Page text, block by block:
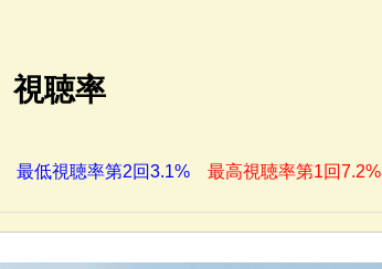
視聴率
最低視聴率第2回3.1% 最高視聴率第1回7.2%